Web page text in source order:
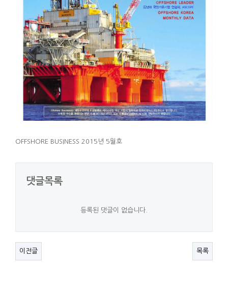
OFFSHORE BUSINESS 2015년 5월호
댓글목록
등록된 댓글이 없습니다.
이전글 목록